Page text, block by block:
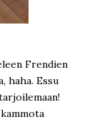
Frendien
haha. Essu